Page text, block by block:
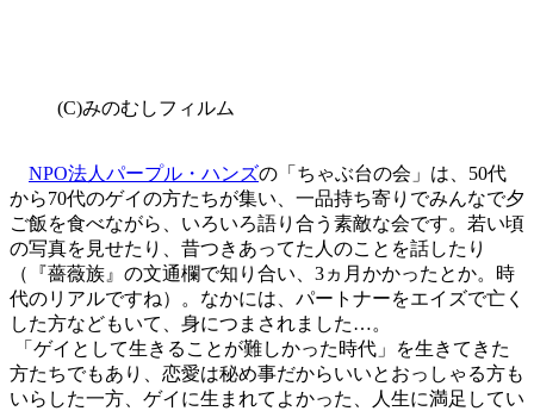
(C)みのむしフィルム
NPO法人パープル・ハンズの「ちゃぶ台の会」は、50代
から70代のゲイの方たちが集い、一品持ち寄りでみんなで夕
ご飯を食べながら、いろいろ語り合う素敵な会です。若い頃
の写真を見せたり、昔つきあってた人のことを話したり
（『薔薇族』の文通欄で知り合い、3ヵ月かかったとか。時
代のリアルですね）。なかには、パートナーをエイズで亡く
した方などもいて、身につまされました…。
「ゲイとして生きることが難しかった時代」を生きてきた
方たちでもあり、恋愛は秘め事だからいいとおっしゃる方も
いらした一方、ゲイに生まれてよかった、人生に満足してい